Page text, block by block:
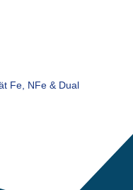
Fe, NFe & Dual